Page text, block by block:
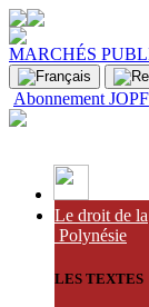
MARCHÉS
Abonnement JOPF
Le droit de la
Polynésie
LES TEXTES